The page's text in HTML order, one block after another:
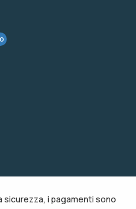
i pagamenti sono